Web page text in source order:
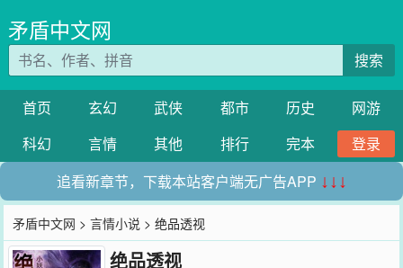
矛盾中文网
搜索
首页 玄幻 武侠 都市 历史
网游
科幻
言情 其他 排行 完本
登录
追看新章节，下载本站客户端无广告APP ↓↓↓
矛盾中文网 >言情小说 > 绝品透视
绝品透视